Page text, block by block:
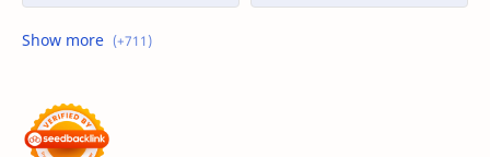
Advertorial
Akhirat